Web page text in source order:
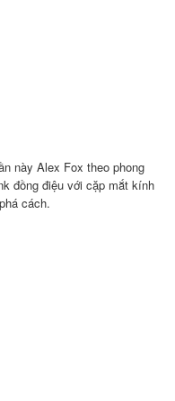
này Alex Fox theo phong
đồng điệu với cặp mắt kính
cách.